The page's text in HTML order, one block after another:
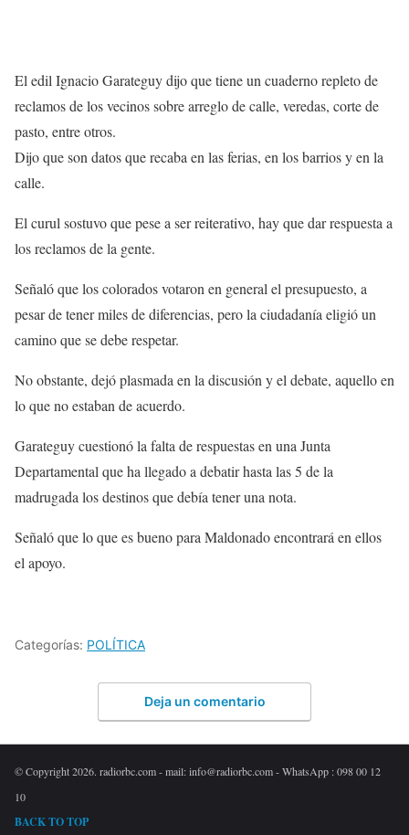
El edil Ignacio Garateguy dijo que tiene un cuaderno repleto de
reclamos de los vecinos sobre arreglo de calle, veredas, corte de
pasto, entre otros.
Dijo que son datos que recaba en las ferias, en los barrios y en la
calle.
El curul sostuvo que pese a ser reiterativo, hay que dar respuesta a
los reclamos de la gente.
Señaló que los colorados votaron en general el presupuesto, a
pesar de tener miles de diferencias, pero la ciudadanía eligió un
camino que se debe respetar.
No obstante, dejó plasmada en la discusión y el debate, aquello en
lo que no estaban de acuerdo.
Garateguy cuestionó la falta de respuestas en una Junta
Departamental que ha llegado a debatir hasta las 5 de la
madrugada los destinos que debía tener una nota.
Señaló que lo que es bueno para Maldonado encontrará en ellos
el apoyo.
Categorías: POLÍTICA
Deja un comentario
© Copyright 2026. radiorbc.com - mail: info@radiorbc.com - WhatsApp : 098 00 12
10
BACK TO TOP